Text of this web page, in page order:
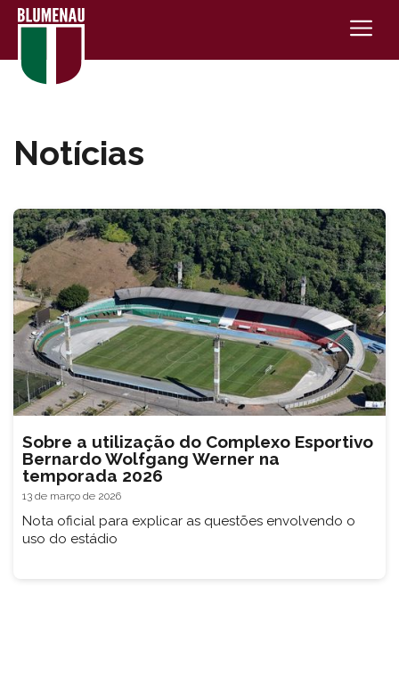
Notícias
Sobre a utilização do Complexo Esportivo
Bernardo Wolfgang Werner na
temporada 2026
13 de março de 2026
Nota oficial para explicar as questões envolvendo o
uso do estádio